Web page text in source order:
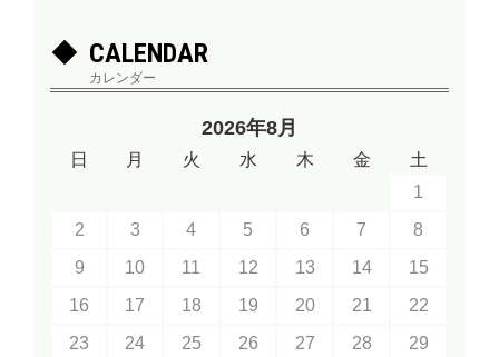
CALENDAR
カレンダー
2026年8月
日 月 火 水 木 金
土
1
2
3 4 5 6 7
8
9
10 11 12 13 14
15
16
17 18 19 20 21
22
23
24 25 26 27 28
29